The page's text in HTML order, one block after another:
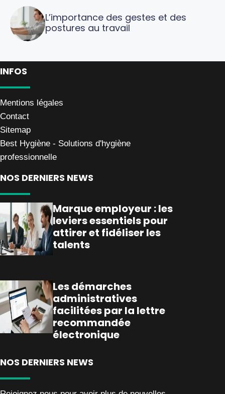
L’importance des gestes et des
postures au travail
INFOS
Mentions légales
Contact
Sitemap
Best Hygiène - Solutions d'hygiène
professionnelle
NOS DERNIERS NEWS
Marque employeur : les
leviers essentiels pour
attirer et fidéliser les
talents
Les démarches
administratives
facilitées par la lettre
recommandée
électronique
NOS DERNIERS NEWS